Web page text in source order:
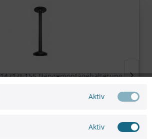
155 Hängemontagehalterung...
Aktiv
Aktiv